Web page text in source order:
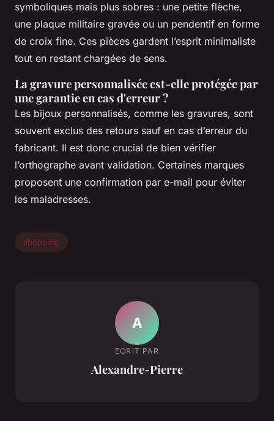
symboliques mais plus sobres : une petite flèche,
une plaque militaire gravée ou un pendentif en forme
de croix fine. Ces pièces gardent l’esprit minimaliste
tout en restant chargées de sens.
La gravure personnalisée est-elle protégée par
une garantie en cas d'erreur ?
Les bijoux personnalisés, comme les gravures, sont
souvent exclus des retours sauf en cas d’erreur du
fabricant. Il est donc crucial de bien vérifier
l’orthographe avant validation. Certaines marques
proposent une confirmation par e-mail pour éviter
les maladresses.
shopping
A
ECRIT PAR
Alexandre-Pierre